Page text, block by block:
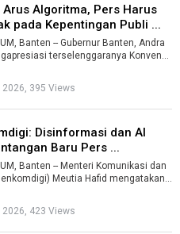
Arus Algoritma, Pers Harus
pada Kepentingan Publi ...
Banten -- Gubernur Banten, Andra
terselenggaranya Konvensi
395 Views
Disinformasi dan AI
Baru Pers ...
Banten -- Menteri Komunikasi dan
Meutia Hafid mengatakan
423 Views